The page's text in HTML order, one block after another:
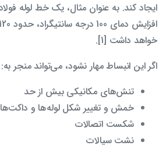
خواهد داشت [1].
اگر این انبساط مهار نشود، می‌تواند منجر به:
تنش‌های مکانیکی بیش از حد
خمش و تغییر شکل لوله‌ها و داکت‌ها
شکست اتصالات
نشت سیالات